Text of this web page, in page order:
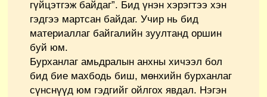
гүйцэтгэж байдаг”. Бид үнэн хэрэгтээ хэн
гэдгээ мартсан байдаг. Учир нь бид
материаллаг байгалийн зуултанд оршин
буй юм.
Бурханлаг амьдралын анхны хичээл бол
бид бие махбодь биш, мөнхийн бурханлаг
сүнснүүд юм гэдгийг ойлгох явдал. Нэгэн